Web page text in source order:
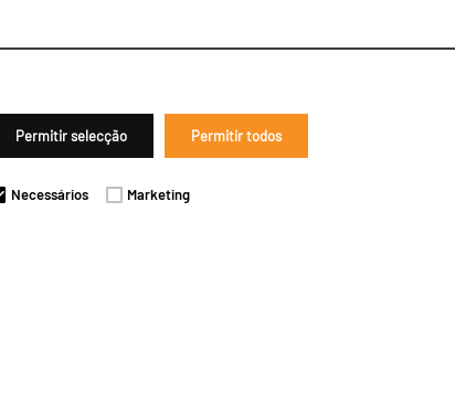
Permitir selecção Permitir todos
Necessários Marketing